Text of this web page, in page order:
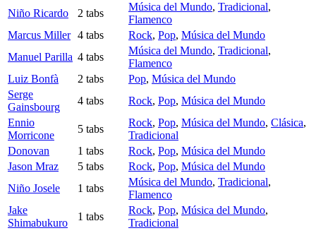
Niño Ricardo
2 tabs
Música del Mundo, Tradicional,
Flamenco
Marcus Miller 4 tabs Rock, Pop, Música del Mundo
Manuel Parilla 4 tabs
Música del Mundo, Tradicional,
Flamenco
Luiz Bonfà
2 tabs Pop, Música del Mundo
Serge
Gainsbourg
4 tabs Rock, Pop, Música del Mundo
Ennio
Morricone
5 tabs
Rock, Pop, Música del Mundo, Clásica,
Tradicional
Donovan
1 tabs Rock, Pop, Música del Mundo
Jason Mraz
5 tabs Rock, Pop, Música del Mundo
Niño Josele
1 tabs
Música del Mundo, Tradicional,
Flamenco
Jake
Shimabukuro
1 tabs
Rock, Pop, Música del Mundo,
Tradicional